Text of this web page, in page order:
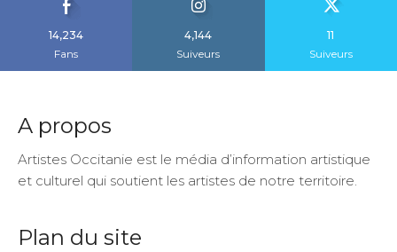
14,234
Fans
4,144
Suiveurs
11
Suiveurs
A propos
Artistes Occitanie est le média d’information artistique
et culturel qui soutient les artistes de notre territoire.
Plan du site